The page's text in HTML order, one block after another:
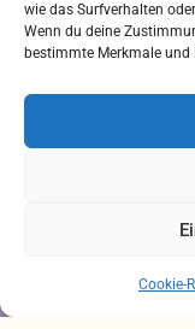
wie das Surfverhalten
Wenn du deine
bestimmte Merkmale
Cookie-
Rechtliches
AGB
VERSANDARTEN